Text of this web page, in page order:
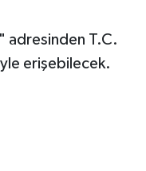
T.C.
erişebilecek.